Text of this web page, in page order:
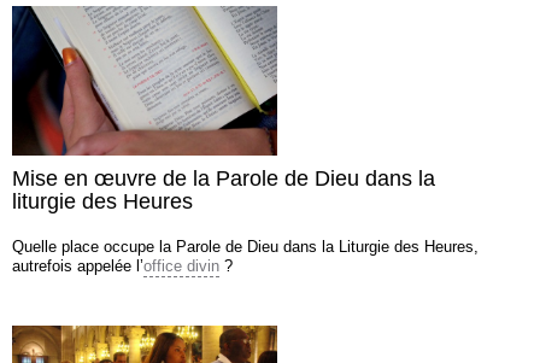
Mise en œuvre de la Parole de Dieu dans la
liturgie des Heures
Quelle place occupe la Parole de Dieu dans la Liturgie des Heures,
autrefois appelée l’office divin ?